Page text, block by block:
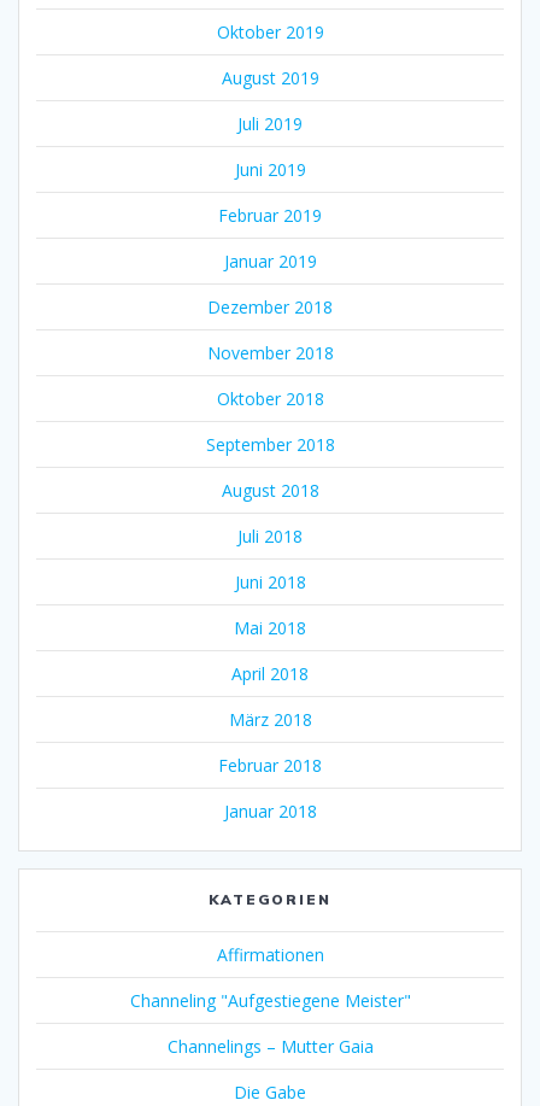
Oktober 2019
August 2019
Juli 2019
Juni 2019
Februar 2019
Januar 2019
Dezember 2018
November 2018
Oktober 2018
September 2018
August 2018
Juli 2018
Juni 2018
Mai 2018
April 2018
März 2018
Februar 2018
Januar 2018
KATEGORIEN
Affirmationen
Channeling "Aufgestiegene Meister"
Channelings – Mutter Gaia
Die Gabe